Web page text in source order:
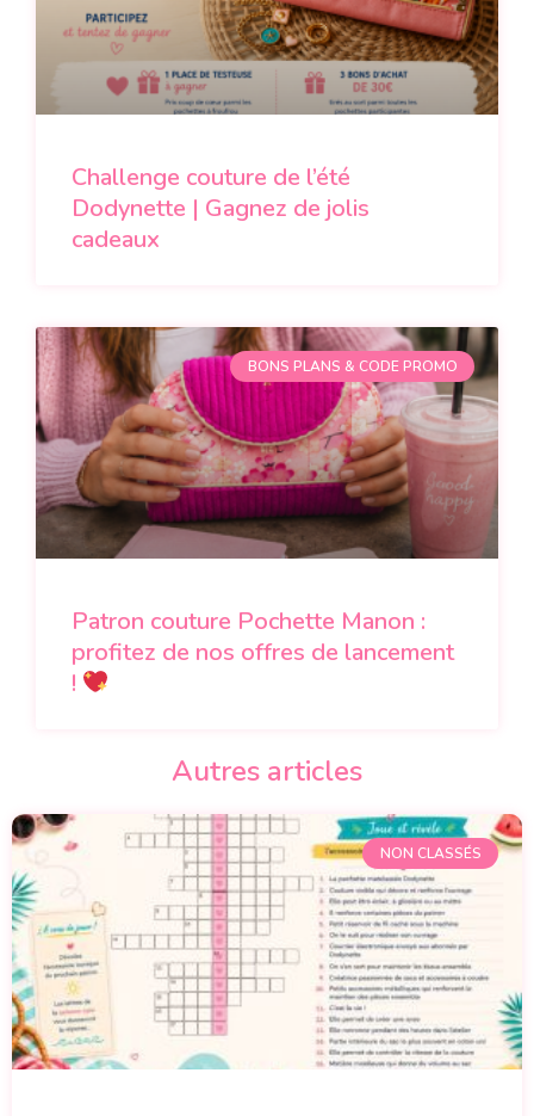
Challenge couture de l’été
Dodynette | Gagnez de jolis
cadeaux
BONS PLANS & CODE PROMO
Patron couture Pochette Manon :
profitez de nos offres de lancement
!
Autres articles
NON CLASSÉS